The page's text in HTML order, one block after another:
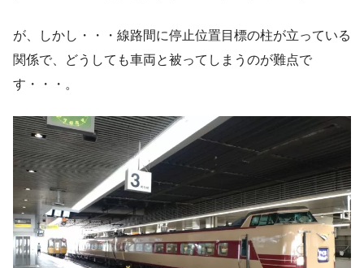
が、しかし・・・線路間に停止位置目標の柱が立っている
関係で、どうしても車両と被ってしまうのが難点で
す・・・。